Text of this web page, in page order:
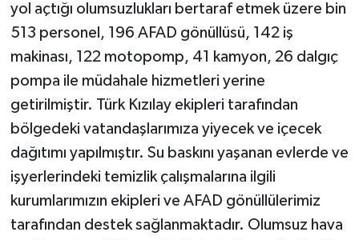
yol açtığı olumsuzlukları bertaraf etmek üzere bin
513 personel, 196 AFAD gönüllüsü, 142 iş
makinası, 122 motopomp, 41 kamyon, 26 dalgıç
pompa ile müdahale hizmetleri yerine
getirilmiştir. Türk Kızılay ekipleri tarafından
bölgedeki vatandaşlarımıza yiyecek ve içecek
dağıtımı yapılmıştır. Su baskını yaşanan evlerde ve
işyerlerindeki temizlik çalışmalarına ilgili
kurumlarımızın ekipleri ve AFAD gönüllülerimiz
tarafından destek sağlanmaktadır. Olumsuz hava